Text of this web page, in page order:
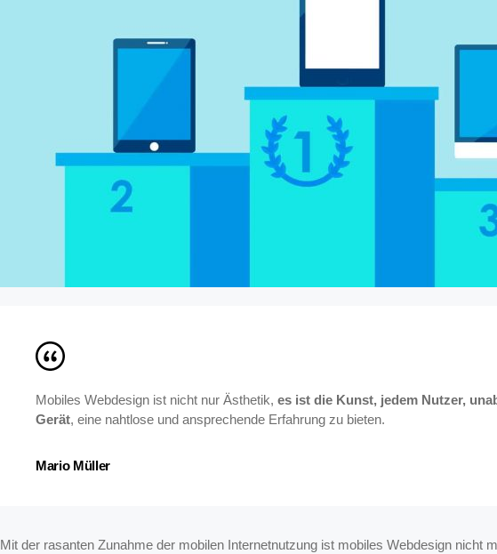
Mobiles Webdesign ist nicht nur Ästhetik, es ist die Kunst, jedem Nutzer,
Gerät, eine nahtlose und ansprechende Erfahrung zu bieten.
Mario Müller
Mit der rasanten Zunahme der mobilen Internetnutzung ist mobiles Webdesign nicht